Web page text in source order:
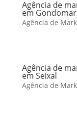
Agência de
em Gondomar
Agência de
Agência de
em Seixal
Agência de